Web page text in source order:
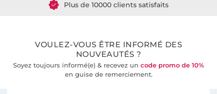
VOULEZ-VOUS ÊTRE INFORMÉ DES
NOUVEAUTÉS ?
Soyez toujours informé(e) & recevez un code promo de 10%
en guise de remerciement.